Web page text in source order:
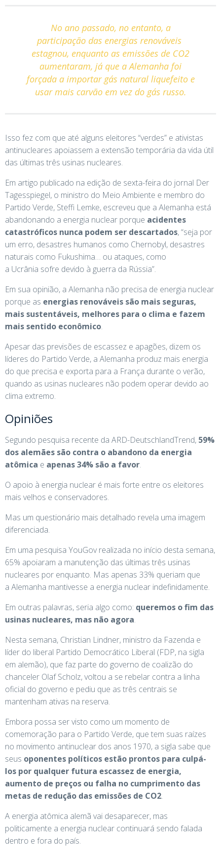
No ano passado, no entanto, a
participação das energias renováveis ​​
estagnou, enquanto as emissões de CO2
aumentaram, já que a Alemanha foi
forçada a importar gás natural liquefeito e
usar mais carvão em vez do gás russo.
Isso fez com que até alguns eleitores “verdes” e ativistas
antinucleares apoiassem a extensão temporária da vida útil
das últimas três usinas nucleares.
Em artigo publicado na edição de sexta-feira do jornal Der
Tagesspiegel, o ministro do Meio Ambiente e membro do
Partido Verde, Steffi Lemke, escreveu que a Alemanha está
abandonando a energia nuclear porque acidentes
catastróficos nunca podem ser descartados, “seja por
um erro, desastres humanos como Chernobyl, desastres
naturais como Fukushima… ou ataques, como
a Ucrânia sofre devido à guerra da Rússia”.
Em sua opinião, a Alemanha não precisa de energia nuclear
porque as energias renováveis ​​são mais seguras,
mais sustentáveis, melhores para o clima e fazem
mais sentido econômico.
Apesar das previsões de escassez e apagões, dizem os
líderes do Partido Verde, a Alemanha produz mais energia
do que precisa e exporta para a França durante o verão,
quando as usinas nucleares não podem operar devido ao
clima extremo.
Opiniões
Segundo pesquisa recente da ARD-DeutschlandTrend, 59%
dos alemães são contra o abandono da energia
atômica e apenas 34% são a favor.
O apoio à energia nuclear é mais forte entre os eleitores
mais velhos e conservadores.
Mas um questionário mais detalhado revela uma imagem
diferenciada.
Em uma pesquisa YouGov realizada no início desta semana,
65% apoiaram a manutenção das últimas três usinas
nucleares por enquanto. Mas apenas 33% queriam que
a Alemanha mantivesse a energia nuclear indefinidamente.
Em outras palavras, seria algo como: queremos o fim das
usinas nucleares, mas não agora.
Nesta semana, Christian Lindner, ministro da Fazenda e
líder do liberal Partido Democrático Liberal (FDP, na sigla
em alemão), que faz parte do governo de coalizão do
chanceler Olaf Scholz, voltou a se rebelar contra a linha
oficial do governo e pediu que as três centrais se
mantenham ativas na reserva.
Embora possa ser visto como um momento de
comemoração para o Partido Verde, que tem suas raízes
no movimento antinuclear dos anos 1970, a sigla sabe que
seus oponentes políticos estão prontos para culpá-
los por qualquer futura escassez de energia,
aumento de preços ou falha no cumprimento das
metas de redução das emissões de CO2.
A energia atômica alemã vai desaparecer, mas
politicamente a energia nuclear continuará sendo falada
dentro e fora do país.